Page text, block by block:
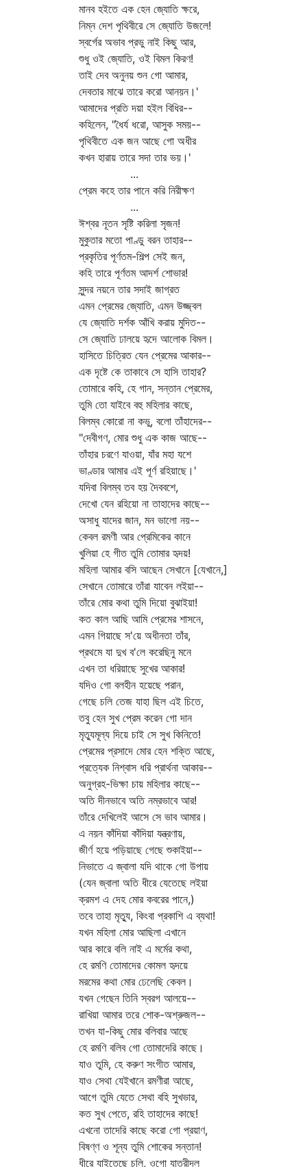
মানব হইতে এক হেন জ্যোতি ক্ষরে,
নিম্ন দেশ পৃথিবীরে সে জ্যোতি উজলে!
স্বর্গের অভাব প্রভু নাই কিছু আর,
শুধু ওই জ্যোতি, ওই বিমল কিরণ!
তাই দেব অনুনয় শুন গো আমার,
দেবতার মাঝে তারে করো আনয়ন।'
আমাদের প্রতি দয়া হইল বিধির--
কহিলেন, "ধৈর্য ধরো, আসুক সময়--
পৃথিবীতে এক জন আছে গো অধীর
কখন হারায় তারে সদা তার ভয়।'
...
প্রেম কহে তার পানে করি নিরীক্ষণ
...
ঈশ্বর নূতন সৃষ্টি করিলা সৃজন!
মুকুতার মতো পাণ্ডু বরন তাহার--
প্রকৃতির পূর্ণতম-শিল্প সেই জন,
কহি তারে পূর্ণতম আদর্শ শোভার!
সুন্দর নয়নে তার সদাই জাগ্রত
এমন প্রেমের জ্যোতি, এমন উজ্জ্বল
যে জ্যোতি দর্শক আঁখি করায় মুদিত--
সে জ্যোতি ঢালয়ে হৃদে আলোক বিমল।
হাসিতে চিত্রিত যেন প্রেমের আকার--
এক দৃষ্টে কে তাকাবে সে হাসি তাহার?
তোমারে কহি, হে গান, সন্তান প্রেমের,
তুমি তো যাইবে বহু মহিলার কাছে,
বিলম্ব কোরো না কভু, বলো তাঁহাদের--
"দেবীগণ, মোর শুধু এক কাজ আছে--
তাঁহার চরণে যাওয়া, যাঁর মহা যশে
ভাণ্ডার আমার এই পূর্ণ রহিয়াছে।'
যদিবা বিলম্ব তব হয় দৈববশে,
দেখো যেন রহিয়ো না তাহাদের কাছে--
অসাধু যাদের জান, মন ভালো নয়--
কেবল রমণী আর প্রেমিকের কানে
খুলিয়া হে গীত তুমি তোমার হৃদয়!
মহিলা আমার বসি আছেন সেখানে [যেখানে,]
সেখানে তোমারে তাঁরা যাবেন লইয়া--
তাঁরে মোর কথা তুমি দিয়ো বুঝাইয়া!
কত কাল আছি আমি প্রেমের শাসনে,
এমন গিয়াছে স'য়ে অধীনতা তাঁর,
প্রথমে যা দুখ ব'লে করেছিনু মনে
এখন তা ধরিয়াছে সুখের আকার!
যদিও গো বলহীন হয়েছে পরান,
গেছে চলি তেজ যাহা ছিল এই চিতে,
তবু হেন সুখ প্রেম করেন গো দান
মৃত্যুমূল্য দিয়ে চাই সে সুখ কিনিতে!
প্রেমের প্রসাদে মোর হেন শক্তি আছে,
প্রত্যেক নিশ্বাস ধরি প্রার্থনা আকার--
অনুগ্রহ-ভিক্ষা চায় মহিলার কাছে--
অতি দীনভাবে অতি নম্রভাবে আর!
তাঁরে দেখিলেই আসে সে ভাব আমার।
এ নয়ন কাঁদিয়া কাঁদিয়া যন্ত্রণায়,
জীর্ণ হয়ে পড়িয়াছে গেছে শুকাইয়া--
নিভাতে এ জ্বালা যদি থাকে গো উপায়
(যেন জ্বালা অতি ধীরে যেতেছে লইয়া
ক্রমশ এ দেহ মোর কবরের পানে,)
তবে তাহা মৃত্যু, কিংবা প্রকাশি এ ব্যথা!
যখন মহিলা মোর আছিলা এখানে
আর কারে বলি নাই এ মর্মের কথা,
হে রমণি তোমাদের কোমল হৃদয়ে
মরমের কথা মোর ঢেলেছি কেবল।
যখন গেছেন তিনি স্বরগ আলয়ে--
রাখিয়া আমার তরে শোক-অশ্রুজল--
তখন যা-কিছু মোর বলিবার আছে
হে রমণি বলিব গো তোমাদেরি কাছে।
যাও তুমি, হে করুণ সংগীত আমার,
যাও সেথা যেইখানে রমণীরা আছে,
আগে তুমি যেতে সেথা বহি সুখভার,
কত সুখ পেতে, রহি তাহাদের কাছে!
এখনো তাদেরি কাছে করো গো প্রয়াণ,
বিষণ্ণ ও শূন্য তুমি শোকের সন্তান!
ধীরে যাইতেছে চলি, ওগো যাত্রীদল